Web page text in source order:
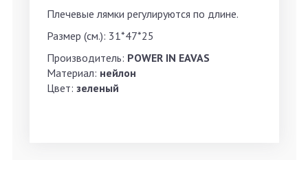
Плечевые лямки регулируются по длине.
Размер (см.): 31*47*25
Производитель: POWER IN EAVAS
Материал: нейлон
Цвет: зеленый